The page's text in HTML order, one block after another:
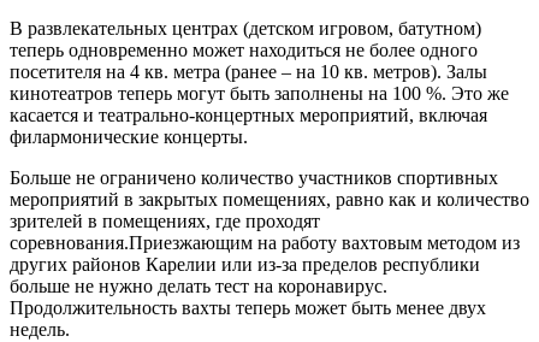
В развлекательных центрах (детском игровом, батутном)
теперь одновременно может находиться не более одного
посетителя на 4 кв. метра (ранее – на 10 кв. метров). Залы
кинотеатров теперь могут быть заполнены на 100 %. Это же
касается и театрально-концертных мероприятий, включая
филармонические концерты.
Больше не ограничено количество участников спортивных
мероприятий в закрытых помещениях, равно как и количество
зрителей в помещениях, где проходят
соревнования.Приезжающим на работу вахтовым методом из
других районов Карелии или из-за пределов республики
больше не нужно делать тест на коронавирус.
Продолжительность вахты теперь может быть менее двух
недель.